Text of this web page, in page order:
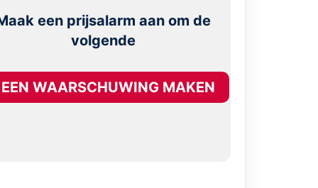
een prijsalarm aan om de
volgende
EEN WAARSCHUWING MAKEN